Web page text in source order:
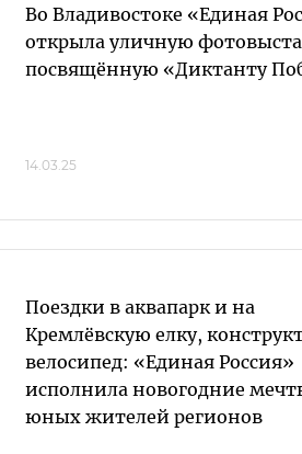
Во Владивостоке «Единая
открыла уличную
посвящённую «Диктанту
14.03.25
Поездки в аквапарк и на
Кремлёвскую елку,
велосипед: «Единая Россия»
исполнила новогодние
юных жителей регионов